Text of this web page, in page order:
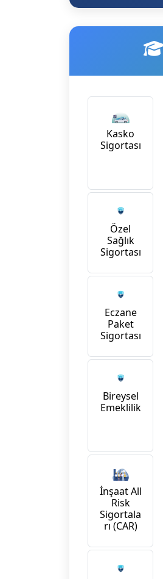
Kasko
Sigortası
Özel
Sağlık
Sigortası
Eczane
Paket
Sigortası
Bireysel
Emeklilik
İnşaat All
Risk
Sigortala
rı (CAR)